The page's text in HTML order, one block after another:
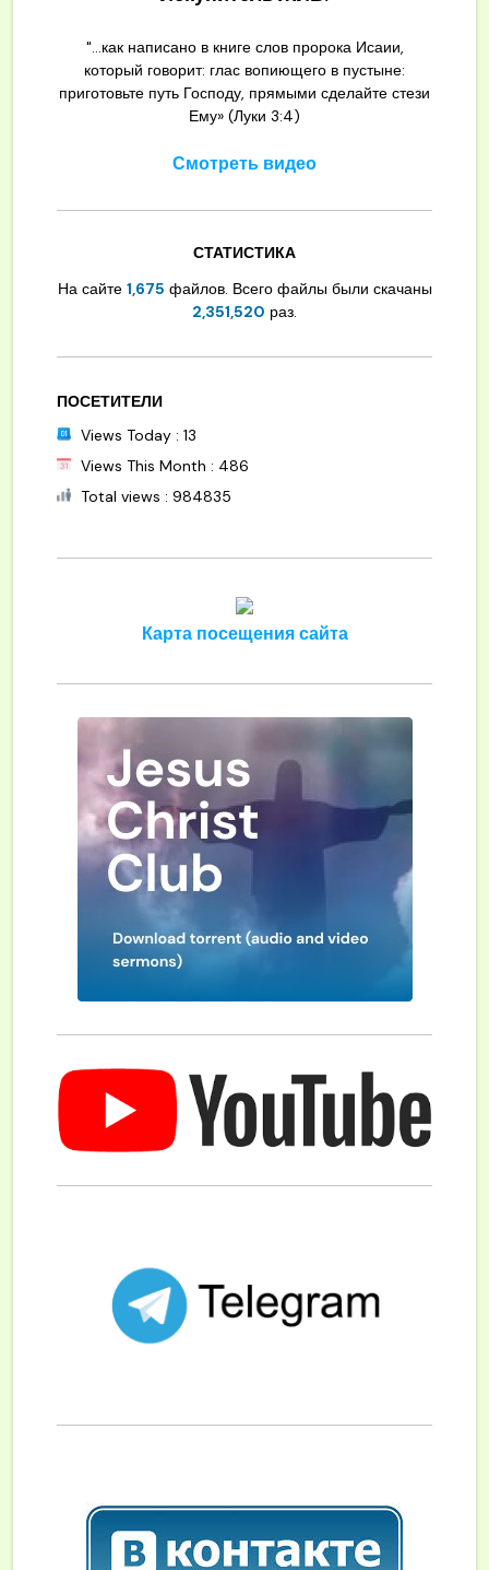
"...как написано в книге слов пророка Исаии,
который говорит: глас вопиющего в пустыне:
приготовьте путь Господу, прямыми сделайте стези
Ему» (Луки 3:4)
Смотреть видео
СТАТИСТИКА
На сайте 1,675 файлов. Всего файлы были скачаны
2,351,520 раз.
ПОСЕТИТЕЛИ
Views Today : 13
Views This Month : 486
Total views : 984835
Карта посещения сайта